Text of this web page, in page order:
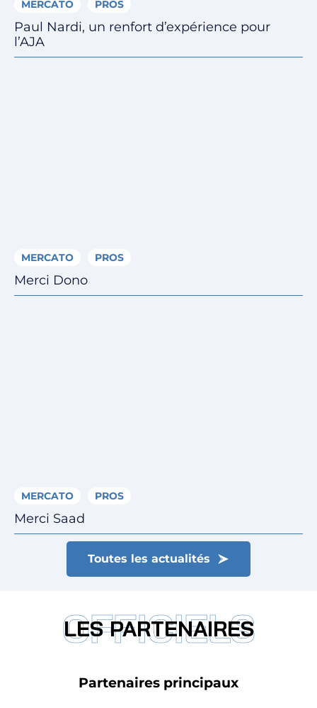
Toutes les actualités
MERCATO PROS
Paul Nardi, un renfort d’expérience pour
l’AJA
MERCATO PROS
Merci Dono
MERCATO PROS
Merci Saad
OFFICIELS
LES PARTENAIRES
Partenaires principaux